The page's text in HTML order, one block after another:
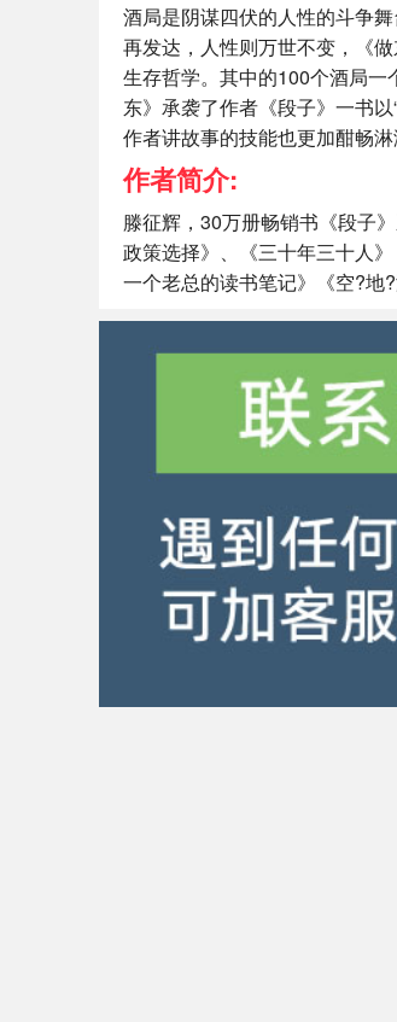
酒局是阴谋四伏的人性的斗争
再发达，人性则万世不变，《
生存哲学。其中的100个酒局
东》承袭了作者《段子》一书
作者讲故事的技能也更加酣畅
作者简介:
滕征辉，30万册畅销书《段子
政策选择》、《三十年三十人
一个老总的读书笔记》《空?地